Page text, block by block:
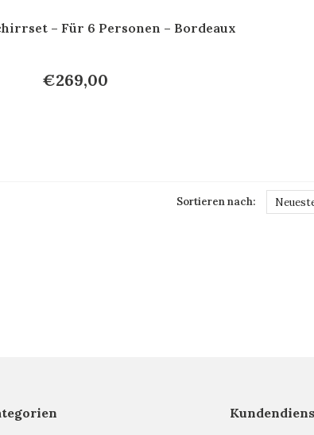
– Für 6 Personen – Bordeaux
€269,00
Sortieren nach: